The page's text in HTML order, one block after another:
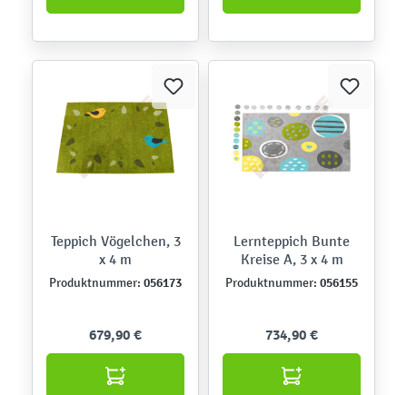
Teppich Vögelchen, 3
x 4 m
Produktnummer: 056173
679,90 €
Lernteppich Bunte
Kreise A, 3 x 4 m
Produktnummer: 056155
734,90 €